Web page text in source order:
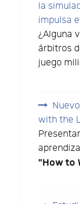
la
impulsa
¿Alguna
árbitros
juego
with the
"How to